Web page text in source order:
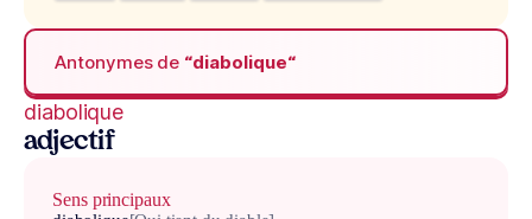
Antonymes de “diabolique“
diabolique
adjectif
Sens principaux